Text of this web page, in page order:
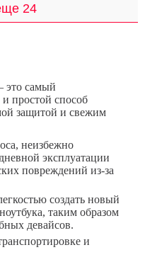
24
это самый
простой способ
защитой и свежим
неизбежно
эксплуатации
повреждений из-за
создать новый
таким образом
девайсов.
и